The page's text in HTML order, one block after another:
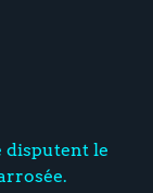
disputent le